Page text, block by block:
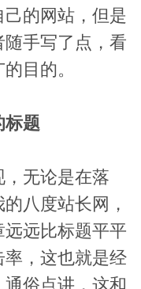
的网站，但是
手写了点，看
目的。
标题
无论是在落
八度站长网，
远比标题平平
，这也就是经